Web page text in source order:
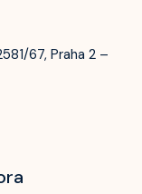
67, Praha 2 –